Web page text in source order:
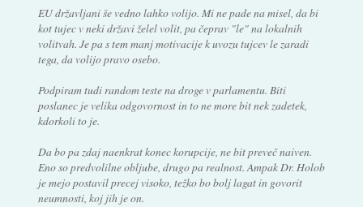
EU državljani še vedno lahko volijo. Mi ne pade na misel, da bi
kot tujec v neki državi želel volit, pa čeprav "le" na lokalnih
volitvah. Je pa s tem manj motivacije k uvozu tujcev le zaradi
tega, da volijo pravo osebo.
Podpiram tudi random teste na droge v parlamentu. Biti
poslanec je velika odgovornost in to ne more bit nek zadetek,
kdorkoli to je.
Da bo pa zdaj naenkrat konec korupcije, ne bit preveč naiven.
Eno so predvolilne obljube, drugo pa realnost. Ampak Dr. Holob
je mejo postavil precej visoko, težko bo bolj lagat in govorit
neumnosti, koj jih je on.